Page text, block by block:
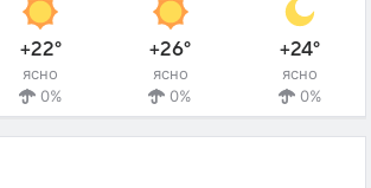
+22°
ясно
0%
+26°
ясно
0%
+24°
ясно
0%